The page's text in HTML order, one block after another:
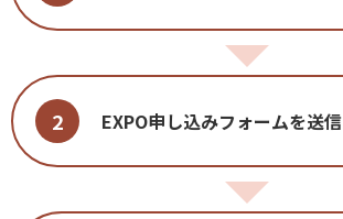
2 EXPO申し込みフォームを送信